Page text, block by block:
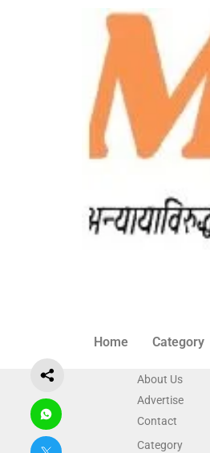
Home Category
About Us
Advertise
Contact
Category